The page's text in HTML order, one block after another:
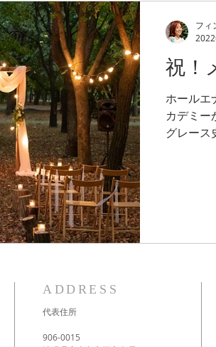
協働 メルマガ
祝！
ホールエ
カデミー
グレース
フィ
ADDRESS
代表住所
906-0015